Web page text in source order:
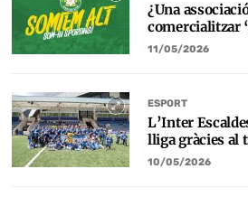
¿Una
comercialitzar
11/05/2026
ESPORT
L’Inter
lliga gràcies al
10/05/2026